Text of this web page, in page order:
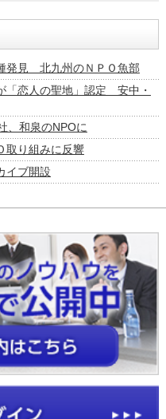
発見 北九州のＮＰＯ魚部
「恋人の聖地」認定 安中・
、和泉のNPOに
取り組みに反響
イブ開設